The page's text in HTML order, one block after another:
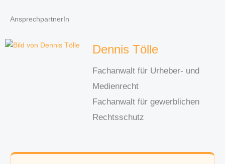
AnsprechpartnerIn
Dennis Tölle
Fachanwalt für Urheber- und
Medienrecht
Fachanwalt für gewerblichen
Rechtsschutz